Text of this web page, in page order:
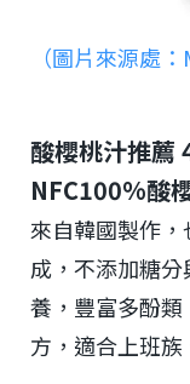
（圖片來源處
酸櫻桃汁推薦
NFC100%酸
來自韓國製作
成，不添加糖
養，豐富多酚
方，適合上班族